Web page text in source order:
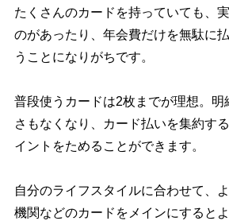
たくさんのカードを持っていても、
のがあったり、年会費だけを無駄に
うことになりがちです。
普段使うカードは2枚までが理想。明
さもなくなり、カード払いを集約す
イントをためることができます。
自分のライフスタイルに合わせて、
機関などのカードをメインにすると